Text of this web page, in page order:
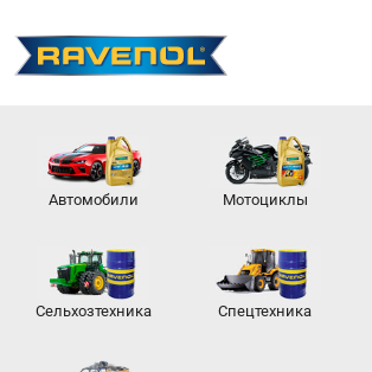
Автомобили Мотоциклы
Сельхозтехника Спецтехника